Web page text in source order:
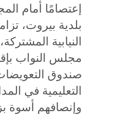
إعتصامًا أمام
بلدية بيروت،
النيابية
مجلس النواب
صندوق التعويضات
التعليمية في
وإنصافهم أسوة